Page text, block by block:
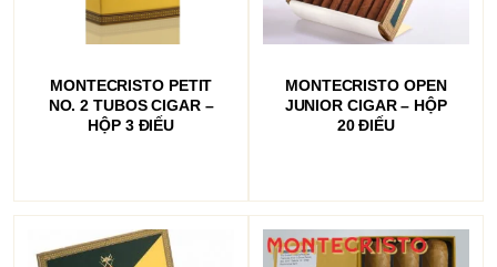
MONTECRISTO PETIT
NO. 2 TUBOS CIGAR –
HỘP 3 ĐIẾU
MONTECRISTO OPEN
JUNIOR CIGAR – HỘP
20 ĐIẾU